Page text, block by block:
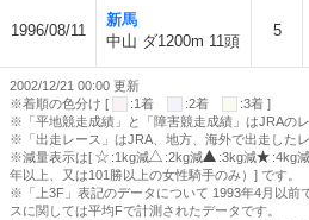
1996/08/11
新馬
中山 ダ1200m 11頭
5
2002/12/21 00:00 更新
※着順の色分け [
:1着 :2着
:3着 ]
※「平地競走成績」と「障害競走成績」はJRAのレ
※「出走レース」はJRA、地方、海外で出走した
※減量表示は[
:1kg減 :2kg減 :3kg減 :4kg
年以上、又は101勝以上の女性騎手のみ）] です。
※「上3F」表記のデータについて 1993年4月以前
スに関しては平均Fで計測されたデータです。